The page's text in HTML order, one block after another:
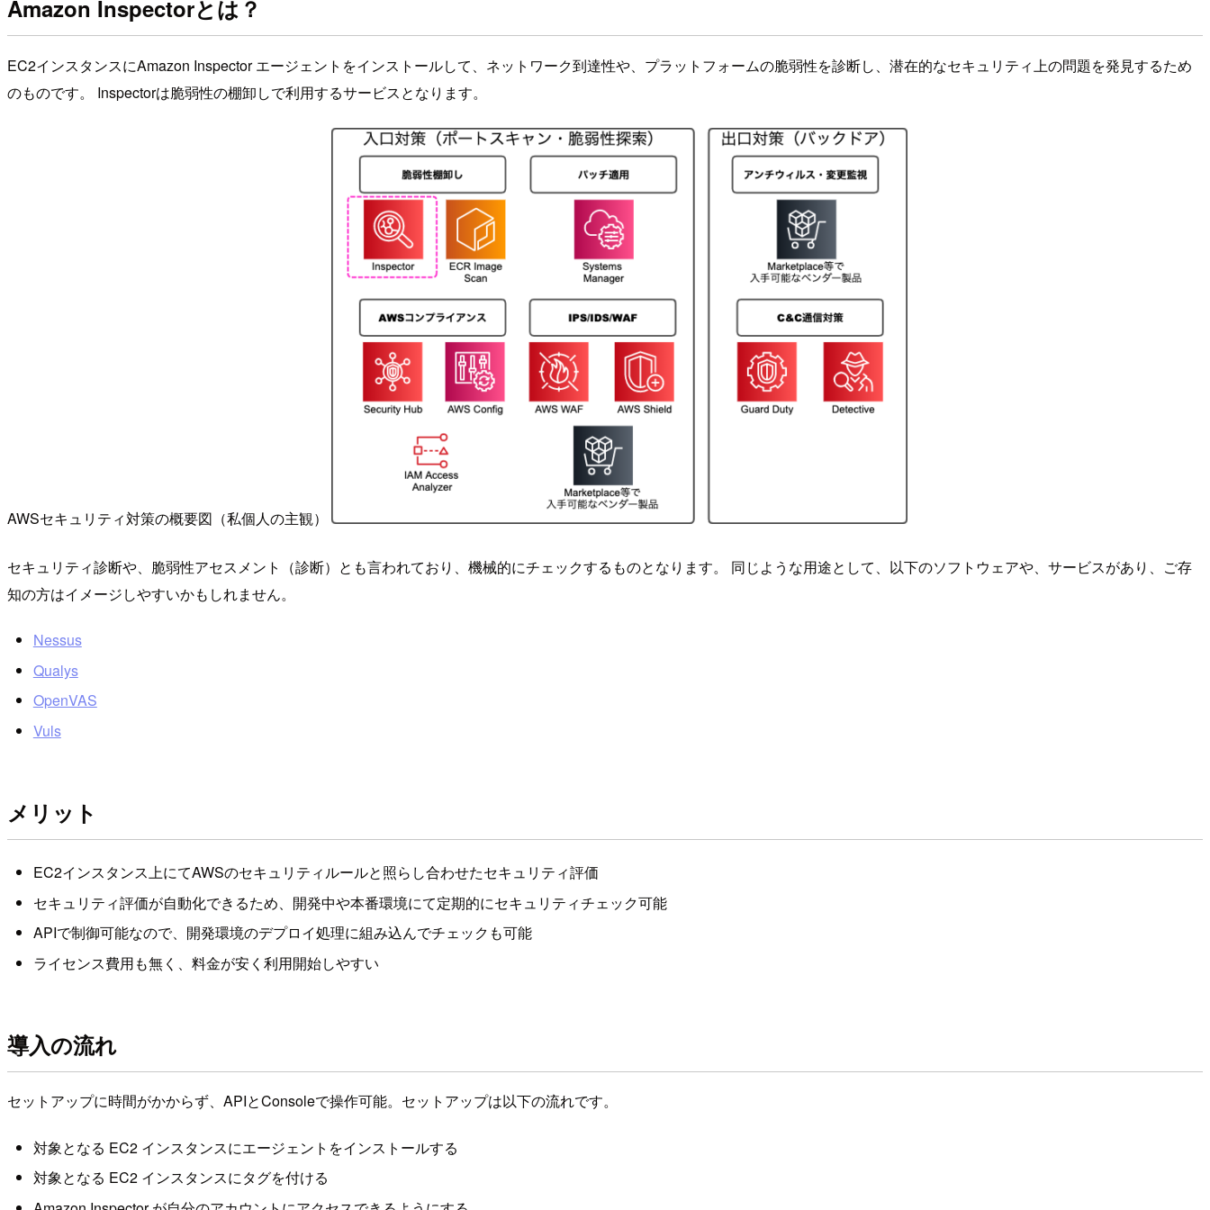
Amazon Inspectorとは？
EC2インスタンスにAmazon Inspector エージェントをインストールして、ネットワーク到達性や、プラットフォームの脆弱性を診断し、潜在的なセキュリティ上の問題を発見するため
のものです。 Inspectorは脆弱性の棚卸しで利用するサービスとなります。
AWSセキュリティ対策の概要図（私個人の主観）
セキュリティ診断や、脆弱性アセスメント（診断）とも言われており、機械的にチェックするものとなります。 同じような用途として、以下のソフトウェアや、サービスがあり、ご存
知の方はイメージしやすいかもしれません。
Nessus
Qualys
OpenVAS
Vuls
メリット
EC2インスタンス上にてAWSのセキュリティルールと照らし合わせたセキュリティ評価
セキュリティ評価が自動化できるため、開発中や本番環境にて定期的にセキュリティチェック可能
APIで制御可能なので、開発環境のデプロイ処理に組み込んでチェックも可能
ライセンス費用も無く、料金が安く利用開始しやすい
導入の流れ
セットアップに時間がかからず、APIとConsoleで操作可能。セットアップは以下の流れです。
対象となる EC2 インスタンスにエージェントをインストールする
対象となる EC2 インスタンスにタグを付ける